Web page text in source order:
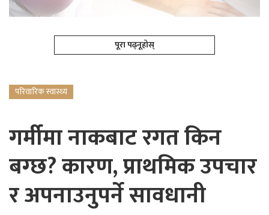
पूरा पढ्नूहोस्
परिवारिक स्वास्थ्य
गर्मीमा नाकबाट रगत किन
बग्छ? कारण, प्राथमिक उपचार
र अपनाउनुपर्ने सावधानी